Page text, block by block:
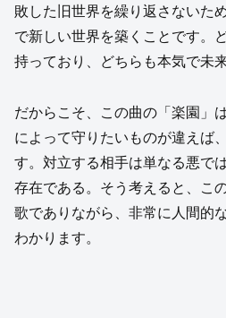
敗した旧世界を繰り返さないた
で新しい世界を築くことです。
持っており、どちらも本気で未
だからこそ、この曲の「楽園」
によって守りたいものが違えば
す。対立する相手は単なる悪で
存在である。そう考えると、こ
歌でありながら、非常に人間的
わかります。